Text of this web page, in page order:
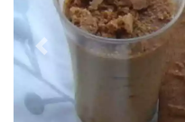
Précédent